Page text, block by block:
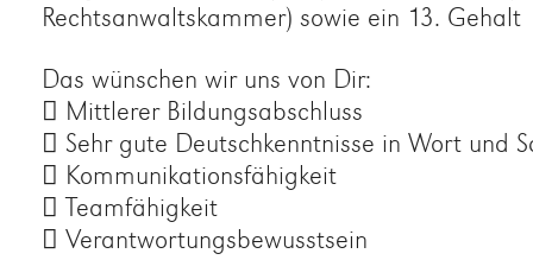
Rechtsanwaltskammer) sowie ein 13. Gehalt
Das wünschen wir uns von Dir:
 Mittlerer Bildungsabschluss
 Sehr gute Deutschkenntnisse in Wort und
 Kommunikationsfähigkeit
 Teamfähigkeit
 Verantwortungsbewusstsein